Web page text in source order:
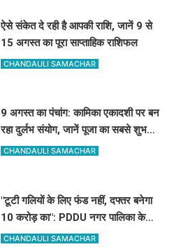
ऐसे संकेत दे रही है आपकी राशि, जानें 9 से
15 अगस्त का पूरा साप्ताहिक राशिफल
CHANDAULI SAMACHAR
9 अगस्त का पंचांग: कामिका एकादशी पर बन
रहा दुर्लभ संयोग, जानें पूजा का सबसे शुभ
मुहूर्त और राहुकाल
CHANDAULI SAMACHAR
"टूटी गलियों के लिए फंड नहीं, दफ्तर बनेगा
10 करोड़ का": PDDU नगर पालिका के
प्लान पर बोले-संतोष पाठक
CHANDAULI SAMACHAR